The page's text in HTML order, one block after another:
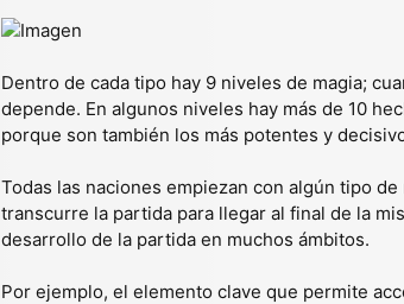
Dentro de cada tipo hay 9 niveles de magia;
depende. En algunos niveles hay más de 10
porque son también los más potentes y
Todas las naciones empiezan con algún tipo
transcurre la partida para llegar al final de la
desarrollo de la partida en muchos ámbitos.
Por ejemplo, el elemento clave que permite